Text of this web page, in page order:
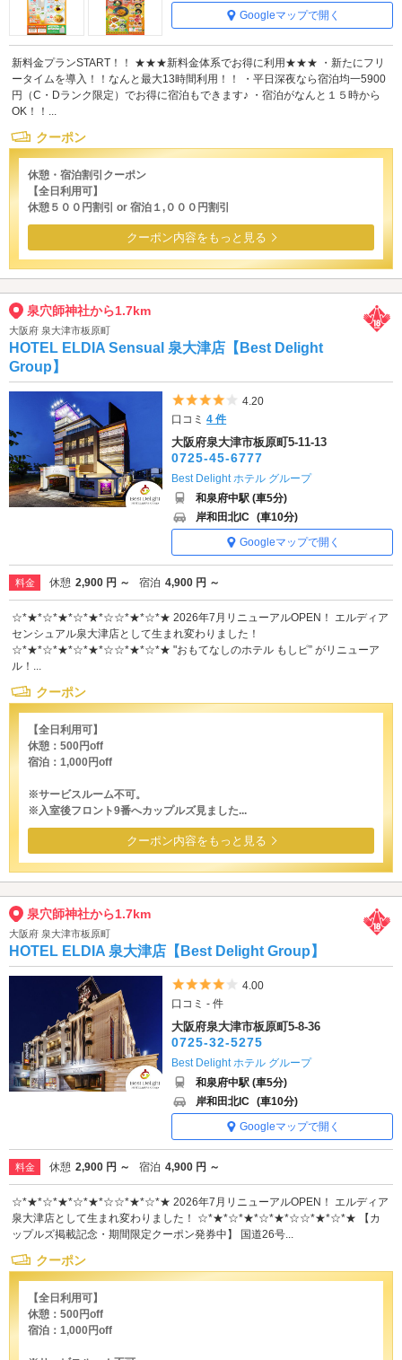
Googleマップで開く
新料金プランSTART！！ ★★★新料金体系でお得に利用★★★ ・新たにフリ
ータイムを導入！！なんと最大13時間利用！！ ・平日深夜なら宿泊均一5900
円（C・Dランク限定）でお得に宿泊もできます♪ ・宿泊がなんと１５時から
OK！！...
クーポン
休憩・宿泊割引クーポン
【全日利用可】
休憩５００円割引 or 宿泊１,０００円割引
クーポン内容をもっと見る
泉穴師神社から1.7km
大阪府 泉大津市板原町
HOTEL ELDIA Sensual 泉大津店【Best Delight
Group】
5つ星のうち4
4.20
口コミ4 件
大阪府泉大津市板原町5-11-13
0725-45-6777
Best Delight ホテル グループ
和泉府中駅 (車5分)
岸和田北IC (車10分)
Googleマップで開く
料金 休憩 2,900 円 ～ 宿泊 4,900 円 ～
☆*★*☆*★*☆*★*☆☆*★*☆*★ 2026年7月リニューアルOPEN！ エルディア
センシュアル泉大津店として生まれ変わりました！
☆*★*☆*★*☆*★*☆☆*★*☆*★ "おもてなしのホテル もしピ” がリニューア
ル！...
クーポン
【全日利用可】
休憩：500円off
宿泊：1,000円off
※サービスルーム不可。
※入室後フロント9番へカップルズ見ました...
クーポン内容をもっと見る
泉穴師神社から1.7km
大阪府 泉大津市板原町
HOTEL ELDIA 泉大津店【Best Delight Group】
5つ星のうち4
4.00
口コミ - 件
大阪府泉大津市板原町5-8-36
0725-32-5275
Best Delight ホテル グループ
和泉府中駅 (車5分)
岸和田北IC (車10分)
Googleマップで開く
料金 休憩 2,900 円 ～ 宿泊 4,900 円 ～
☆*★*☆*★*☆*★*☆☆*★*☆*★ 2026年7月リニューアルOPEN！ エルディア
泉大津店として生まれ変わりました！ ☆*★*☆*★*☆*★*☆☆*★*☆*★ 【カ
ップルズ掲載記念・期間限定クーポン発券中】 国道26号...
クーポン
【全日利用可】
休憩：500円off
宿泊：1,000円off